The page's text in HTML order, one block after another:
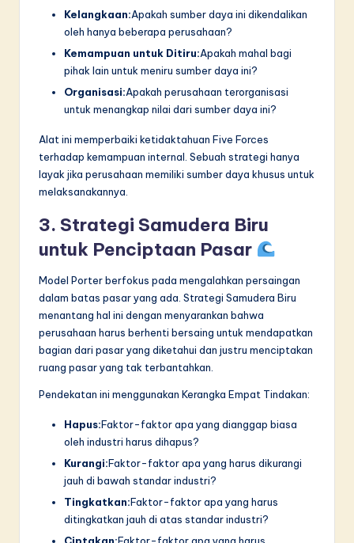
Kelangkaan:Apakah sumber daya ini dikendalikan
oleh hanya beberapa perusahaan?
Kemampuan untuk Ditiru:Apakah mahal bagi
pihak lain untuk meniru sumber daya ini?
Organisasi:Apakah perusahaan terorganisasi
untuk menangkap nilai dari sumber daya ini?
Alat ini memperbaiki ketidaktahuan Five Forces
terhadap kemampuan internal. Sebuah strategi hanya
layak jika perusahaan memiliki sumber daya khusus untuk
melaksanakannya.
3. Strategi Samudera Biru
untuk Penciptaan Pasar
Model Porter berfokus pada mengalahkan persaingan
dalam batas pasar yang ada. Strategi Samudera Biru
menantang hal ini dengan menyarankan bahwa
perusahaan harus berhenti bersaing untuk mendapatkan
bagian dari pasar yang diketahui dan justru menciptakan
ruang pasar yang tak terbantahkan.
Pendekatan ini menggunakan Kerangka Empat Tindakan:
Hapus:Faktor-faktor apa yang dianggap biasa
oleh industri harus dihapus?
Kurangi:Faktor-faktor apa yang harus dikurangi
jauh di bawah standar industri?
Tingkatkan:Faktor-faktor apa yang harus
ditingkatkan jauh di atas standar industri?